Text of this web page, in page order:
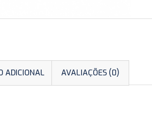
ADICIONAL AVALIAÇÕES (0)